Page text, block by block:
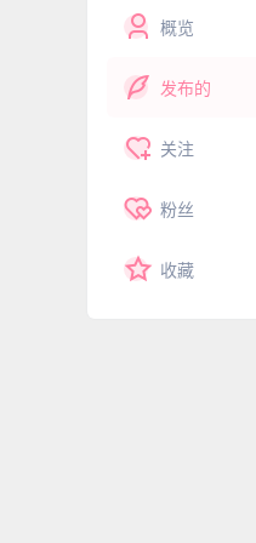
概览
发布的
关注
粉丝
收藏